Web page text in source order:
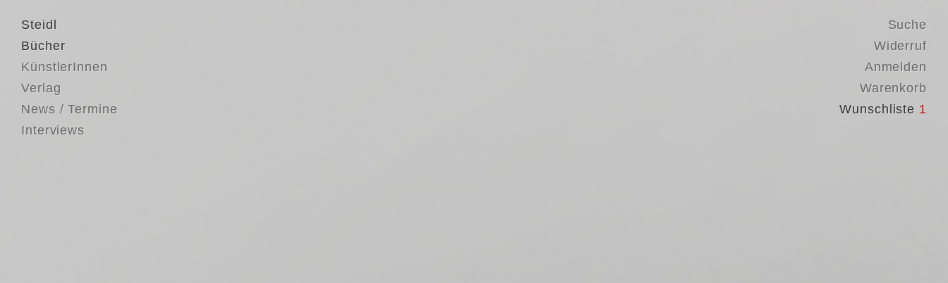
Steidl
Bücher
KünstlerInnen
Verlag
News / Termine
Interviews
Suche
Widerruf
Anmelden
Warenkorb
Wunschliste 1